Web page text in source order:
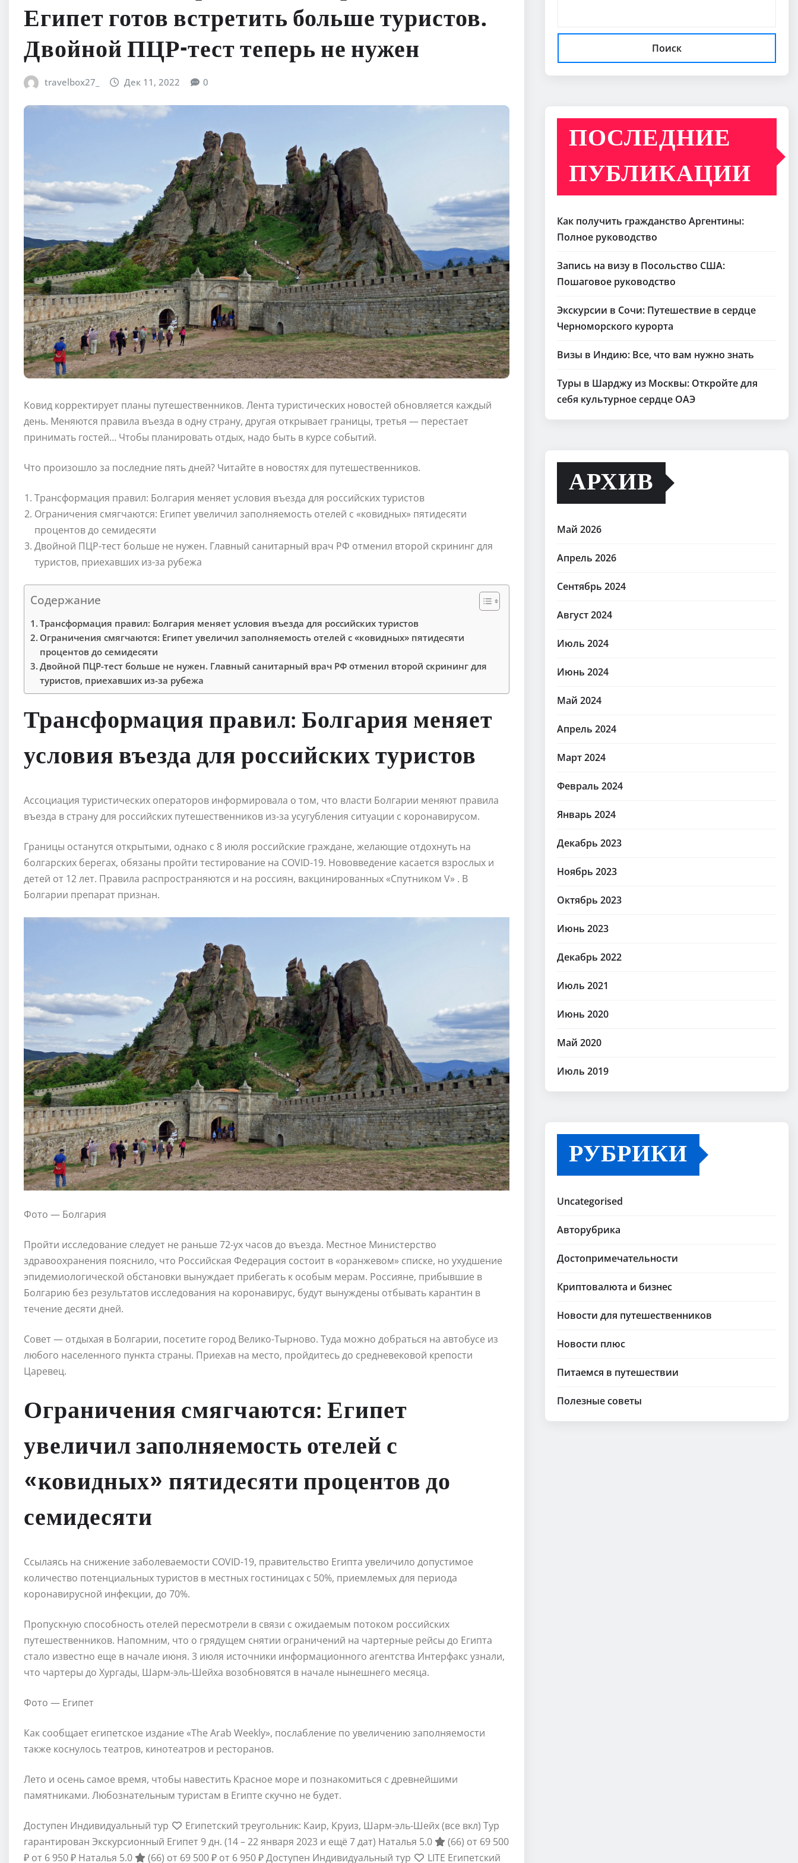
Египет готов встретить больше туристов.
Двойной ПЦР-тест теперь не нужен
travelbox27_ Дек 11, 2022 0
Ковид корректирует планы путешественников. Лента туристических новостей обновляется каждый
день. Меняются правила въезда в одну страну, другая открывает границы, третья — перестает
принимать гостей… Чтобы планировать отдых, надо быть в курсе событий.
Что произошло за последние пять дней? Читайте в новостях для путешественников.
Трансформация правил: Болгария меняет условия въезда для российских туристов
Ограничения смягчаются: Египет увеличил заполняемость отелей с «ковидных» пятидесяти
процентов до семидесяти
Двойной ПЦР-тест больше не нужен. Главный санитарный врач РФ отменил второй скрининг для
туристов, приехавших из-за рубежа
Содержание
Трансформация правил: Болгария меняет условия въезда для российских туристов
Ограничения смягчаются: Египет увеличил заполняемость отелей с «ковидных» пятидесяти
процентов до семидесяти
Двойной ПЦР-тест больше не нужен. Главный санитарный врач РФ отменил второй скрининг для
туристов, приехавших из-за рубежа
Трансформация правил: Болгария меняет
условия въезда для российских туристов
Ассоциация туристических операторов информировала о том, что власти Болгарии меняют правила
въезда в страну для российских путешественников из-за усугубления ситуации с коронавирусом.
Границы останутся открытыми, однако с 8 июля российские граждане, желающие отдохнуть на
болгарских берегах, обязаны пройти тестирование на COVID-19. Нововведение касается взрослых и
детей от 12 лет. Правила распространяются и на россиян, вакцинированных «Спутником V» . В
Болгарии препарат признан.
Фото — Болгария
Пройти исследование следует не раньше 72-ух часов до въезда. Местное Министерство
здравоохранения пояснило, что Российская Федерация состоит в «оранжевом» списке, но ухудшение
эпидемиологической обстановки вынуждает прибегать к особым мерам. Россияне, прибывшие в
Болгарию без результатов исследования на коронавирус, будут вынуждены отбывать карантин в
течение десяти дней.
Совет — отдыхая в Болгарии, посетите город Велико-Тырново. Туда можно добраться на автобусе из
любого населенного пункта страны. Приехав на место, пройдитесь до средневековой крепости
Царевец.
Ограничения смягчаются: Египет
увеличил заполняемость отелей с
«ковидных» пятидесяти процентов до
семидесяти
Ссылаясь на снижение заболеваемости COVID-19, правительство Египта увеличило допустимое
количество потенциальных туристов в местных гостиницах с 50%, приемлемых для периода
коронавирусной инфекции, до 70%.
Пропускную способность отелей пересмотрели в связи с ожидаемым потоком российских
путешественников. Напомним, что о грядущем снятии ограничений на чартерные рейсы до Египта
стало известно еще в начале июня. 3 июля источники информационного агентства Интерфакс узнали,
что чартеры до Хургады, Шарм-эль-Шейха возобновятся в начале нынешнего месяца.
Фото — Египет
Как сообщает египетское издание «The Arab Weekly», послабление по увеличению заполняемости
также коснулось театров, кинотеатров и ресторанов.
Лето и осень самое время, чтобы навестить Красное море и познакомиться с древнейшими
памятниками. Любознательным туристам в Египте скучно не будет.
Доступен Индивидуальный тур
Египетский треугольник: Каир, Круиз, Шарм-эль-Шейх (все вкл) Тур
гарантирован Экскурсионный Египет 9 дн. (14 – 22 января 2023 и ещё 7 дат) Наталья 5.0 (66) от 69 500
₽ от 6 950 ₽ Наталья 5.0 (66) от 69 500 ₽ от 6 950 ₽Доступен Индивидуальный тур LITE Египетский
Поиск
ПОСЛЕДНИЕ
ПУБЛИКАЦИИ
Как получить гражданство Аргентины:
Полное руководство
Запись на визу в Посольство США:
Пошаговое руководство
Экскурсии в Сочи: Путешествие в сердце
Черноморского курорта
Визы в Индию: Все, что вам нужно знать
Туры в Шарджу из Москвы: Откройте для
себя культурное сердце ОАЭ
АРХИВ
Май 2026
Апрель 2026
Сентябрь 2024
Август 2024
Июль 2024
Июнь 2024
Май 2024
Апрель 2024
Март 2024
Февраль 2024
Январь 2024
Декабрь 2023
Ноябрь 2023
Октябрь 2023
Июнь 2023
Декабрь 2022
Июль 2021
Июнь 2020
Май 2020
Июль 2019
РУБРИКИ
Uncategorised
Авторубрика
Достопримечательности
Криптовалюта и бизнес
Новости для путешественников
Новости плюс
Питаемся в путешествии
Полезные советы